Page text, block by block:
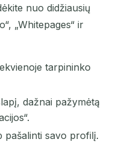
nuo didžiausių
„Whitepages“ ir
tarpininko
dažnai pažymėtą
pašalinti savo profilį.